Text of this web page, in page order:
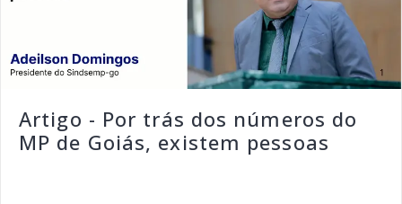
Artigo - Por trás dos números do
MP de Goiás, existem pessoas